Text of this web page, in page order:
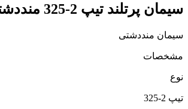
سیمان پرتلند تیپ 2-325 منددشتی فله
سیمان منددشتی
مشخصات
نوع
تیپ 2-325